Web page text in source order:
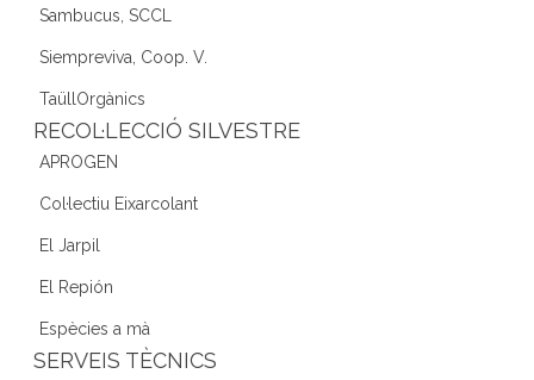
Sambucus, SCCL
Siempreviva, Coop. V.
TaüllOrgànics
RECOL·LECCIÓ SILVESTRE
APROGEN
Col·lectiu Eixarcolant
El Jarpil
El Repión
Espècies a mà
SERVEIS TÈCNICS